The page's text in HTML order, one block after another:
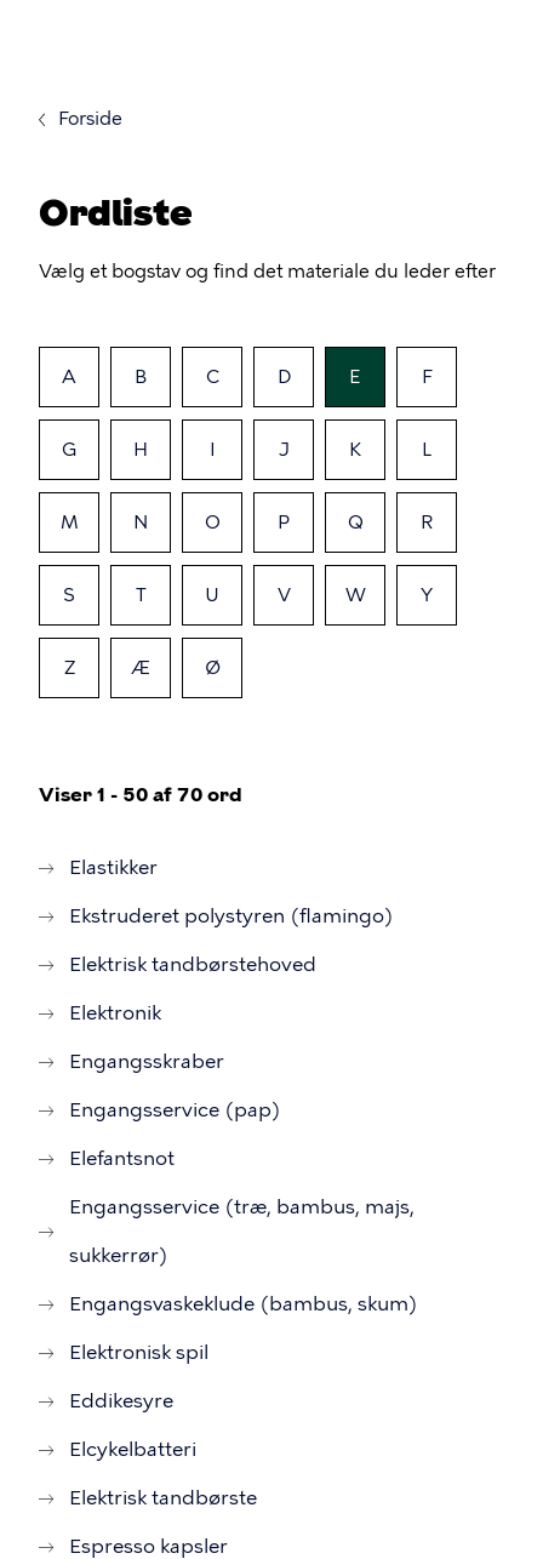
Forside
Ordliste
Vælg et bogstav og find det materiale du leder efter
A B C D E F
G H I J K L
M N O P Q R
S T U V W Y
Z Æ Ø
Viser 1 - 50 af 70 ord
Elastikker
Ekstruderet polystyren (flamingo)
Elektrisk tandbørstehoved
Elektronik
Engangsskraber
Engangsservice (pap)
Elefantsnot
Engangsservice (træ, bambus, majs,
sukkerrør)
Engangsvaskeklude (bambus, skum)
Elektronisk spil
Eddikesyre
Elcykelbatteri
Elektrisk tandbørste
Espresso kapsler